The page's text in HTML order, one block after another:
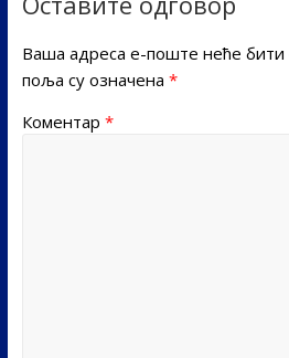
Ваша адреса е-поште неће бити
поља су означена *
Коментар *